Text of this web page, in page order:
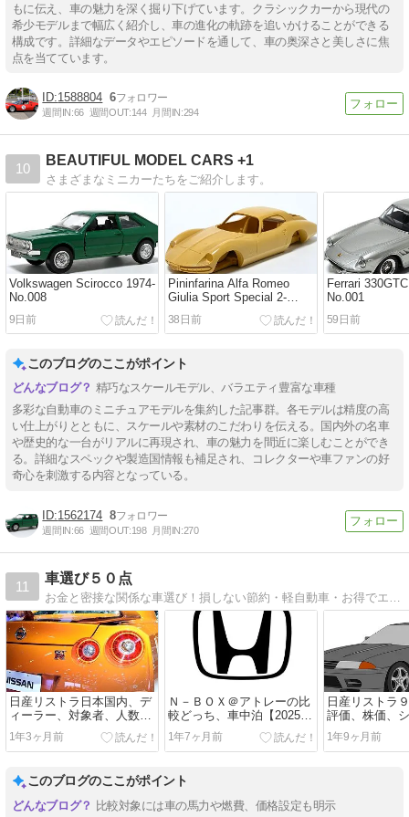
もに伝え、車の魅力を深く掘り下げています。クラシックカーから現代の
希少モデルまで幅広く紹介し、車の進化の軌跡を追いかけることができる
構成です。詳細なデータやエピソードを通して、車の奥深さと美しさに焦
点を当てています。
1588804 6
週間IN:66 週間OUT:144 月間IN:294
10
BEAUTIFUL MODEL CARS +1
さまざまなミニカーたちをご紹介します。
Volkswagen Scirocco 1974-
No.008
9日前
Pininfarina Alfa Romeo
Giulia Sport Special 2-
seater Coupe 1965 No.002
38日前
Ferrari
No.001
59日前
このブログのここがポイント
精巧なスケールモデル、バラエティ豊富な車種
多彩な自動車のミニチュアモデルを集約した記事群。各モデルは精度の高
い仕上がりとともに、スケールや素材のこだわりを伝える。国内外の名車
や歴史的な一台がリアルに再現され、車の魅力を間近に楽しむことができ
る。詳細なスペックや製造国情報も補足され、コレクターや車ファンの好
奇心を刺激する内容となっている。
1562174 8
週間IN:66 週間OUT:198 月間IN:270
11
車選び５０点
日産リストラ日本国内、デ
ィーラー、対象者、人数、
倒産しないの
1年3ヶ月前
Ｎ－ＢＯＸ＠アトレーの比
較どっち、車中泊【2025
年】
1年7ヶ月前
日産リストラ
評価、株価、
ている【2024
1年9ヶ月前
このブログのここがポイント
比較対象には車の馬力や燃費、価格設定も明示